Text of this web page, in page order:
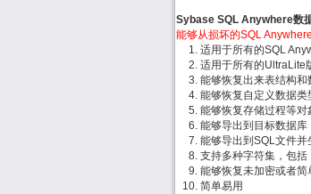
Sybase SQL Anywhere数
能够从损坏的SQL
适用于所有的SQL
适用于所有的UltraLite
能够恢复出来表结构和
能够恢复自定义数据类
能够恢复存储过程等对
能够导出到目标数据库
能够导出到SQL文件并
支持多种字符集，包
能够恢复未加密或者
简单易用